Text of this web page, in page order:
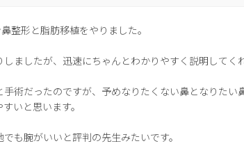
整形と脂肪移植をやりました。
ましたが、迅速にちゃんとわかりやすく説明してく
術だったのですが、予めなりたくない鼻となりた
いと思います。
も腕がいいと評判の先生みたいです。